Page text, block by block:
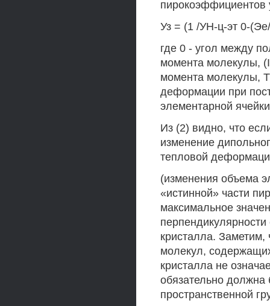
пирокоэффициентов
Уз = (1 /УН-ц-эт 0-
где 0 - угол между
момента молекулы, (I
момента молекулы,
деформации при
элементарной
Из (2) видно, что
изменение
тепловой
(изменения объема
«истинной» части
максимальное
кристалла. Заметим,
молекул,
кристалла не
обязательно должна
пространственной